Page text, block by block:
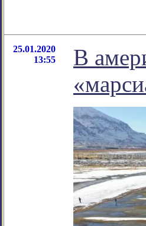
25.01.2020
13:55
В